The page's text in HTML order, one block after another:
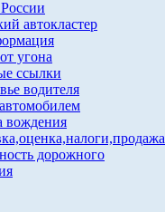
автокластер
угона
ссылки
водителя
вождения
дорожного